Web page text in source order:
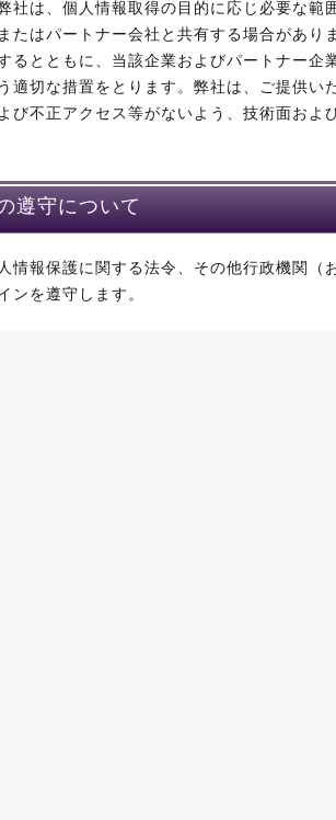
社は、個人情報取得の目的に応じ必要な範
たはパートナー会社と共有する場合があり
るとともに、当該企業およびパートナー企
適切な措置をとります。弊社は、ご提供い
び不正アクセス等がないよう、技術面およ
遵守について
情報保護に関する法令、その他行政機関（
ンを遵守します。